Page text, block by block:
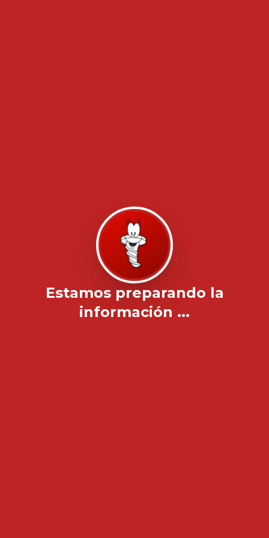
Estamos preparando la
información ...